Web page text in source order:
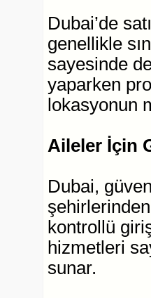
Dubai’de
genellikle
sayesinde
yaparken
lokasyonun
Aileler İçin
Dubai,
kontrollü
hizmetleri
sunar.